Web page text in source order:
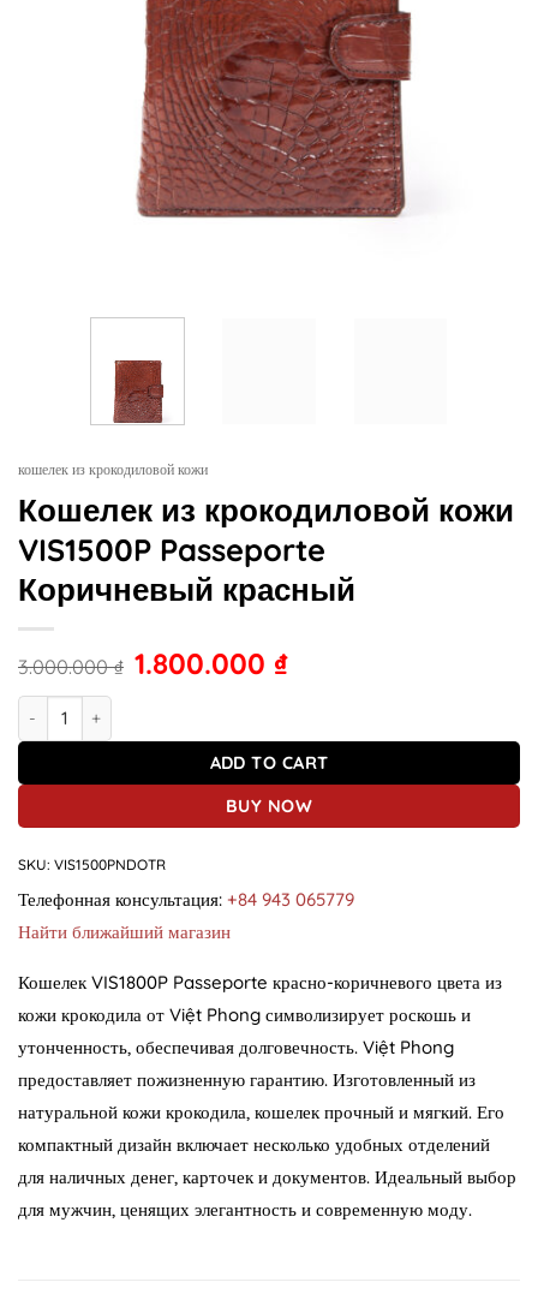
кошелек из крокодиловой кожи
Кошелек из крокодиловой кожи
VIS1500P Passeporte
Коричневый красный
3.000.000₫ 1.800.000 ₫
Кошелек из крокодиловой кожи VIS1500P Passeporte
ADD TO CART
BUY NOW
SKU: VIS1500PNDOTR
Телефонная консультация: +84 943 065779
Найти ближайший магазин
Кошелек VIS1800P Passeporte красно-коричневого цвета из
кожи крокодила от Việt Phong символизирует роскошь и
утонченность, обеспечивая долговечность. Việt Phong
предоставляет пожизненную гарантию. Изготовленный из
натуральной кожи крокодила, кошелек прочный и мягкий. Его
компактный дизайн включает несколько удобных отделений
для наличных денег, карточек и документов. Идеальный выбор
для мужчин, ценящих элегантность и современную моду.